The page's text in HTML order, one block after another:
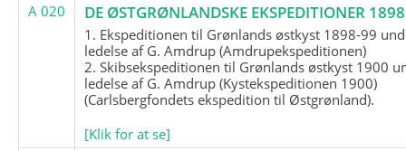
A 020
DE ØSTGRØNLANDSKE EKSPEDITIONER
1. Ekspeditionen til Grønlands østkyst 1898-99
ledelse af G. Amdrup (Amdrupekspeditionen)
2. Skibsekspeditionen til Grønlands østkyst 1900
ledelse af G. Amdrup (Kystekspeditionen 1900)
(Carlsbergfondets ekspedition til Østgrønland).
[Klik for at se]